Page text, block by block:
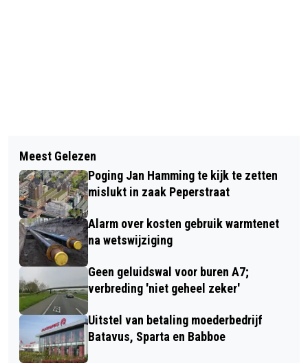
OOSTZAAN SCOORT SLECHT WAT
BETREFT VERKEERSVEILIGHEID
GEMEENTE NA BIJNA TWEE JAAR
TERUG MET WHATSAPP
Meest Gelezen
Poging Jan Hamming te kijk te zetten
mislukt in zaak Peperstraat
Alarm over kosten gebruik warmtenet
na wetswijziging
Geen geluidswal voor buren A7;
verbreding 'niet geheel zeker'
Uitstel van betaling moederbedrijf
Batavus, Sparta en Babboe